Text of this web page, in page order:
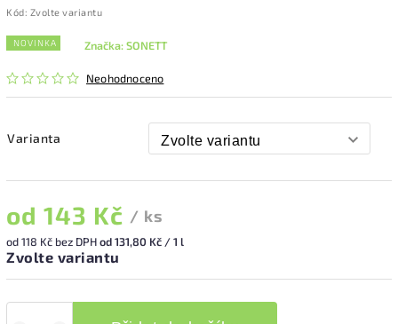
Kód: Zvolte variantu
NOVINKA
Neohodnoceno
Značka:SONETT
Varianta
od 143 Kč / ks
od118 Kč bez DPHod 131,80 Kč / 1 l
Zvolte variantu